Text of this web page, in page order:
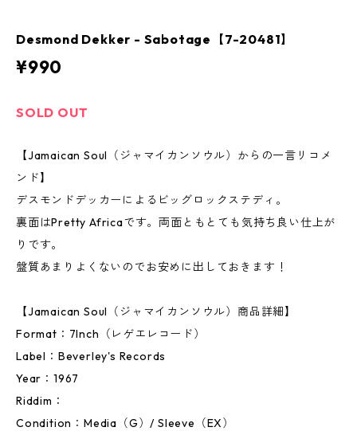
Desmond Dekker ‎- Sabotage【7-20481】
¥990
SOLD OUT
【Jamaican Soul（ジャマイカンソウル）からの一言リコメ
ンド】
デスモンドデッカーによるビッグロックステディ。
裏面はPretty Africaです。両面ともとても気持ち良い仕上が
りです。
盤質あまりよくないのでお安めに出しておきます！
【Jamaican Soul（ジャマイカンソウル）商品詳細】
Format：7Inch（レゲエレコード）
Label：Beverley's Records
Year：1967
Riddim：
Condition：Media（G）/ Sleeve（EX）